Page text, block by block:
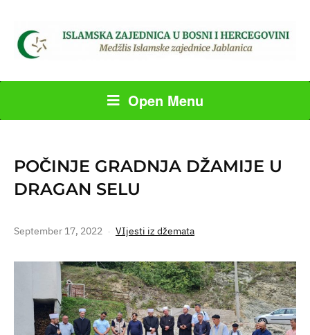
Open Menu
POČINJE GRADNJA DŽAMIJE U
DRAGAN SELU
September 17, 2022 VIjesti iz džemata